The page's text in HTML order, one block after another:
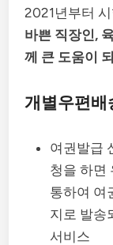
2021년부터
바쁜 직장인,
께 큰 도움이
개별우편배
여권발급
청을 하면
통하여 여
지로 발송
서비스